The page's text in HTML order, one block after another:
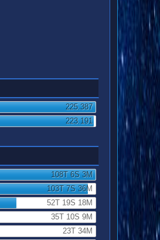
225.387
223.191
108T 6S 3M
103T 7S 36M
52T 19S 18M
35T 10S 9M
23T 34M